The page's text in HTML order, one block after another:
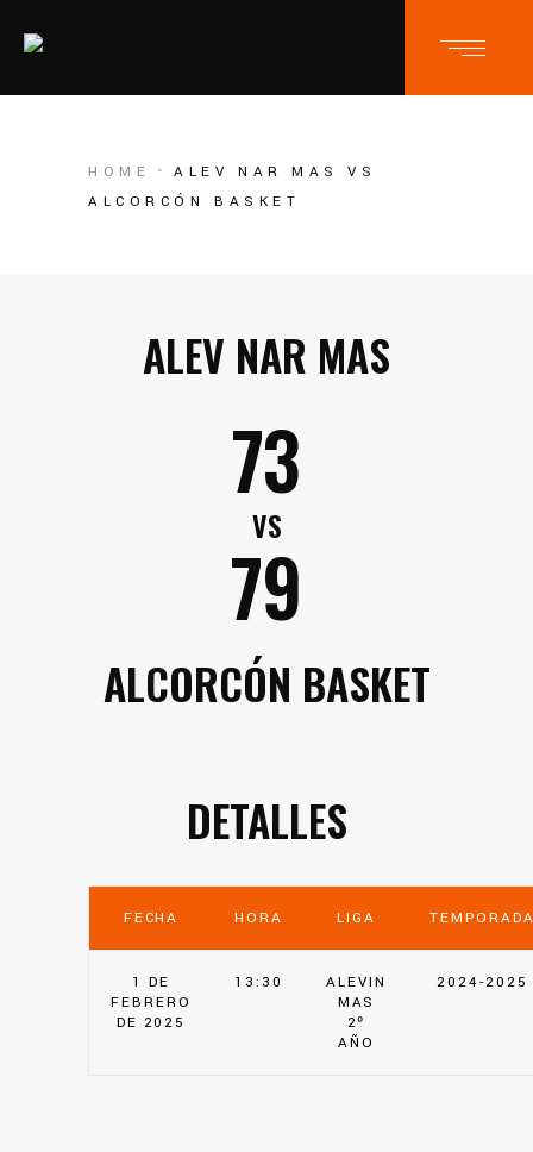
HOME
ALEV NAR MAS VS
ALCORCÓN BASKET
ALEV NAR MAS
73
VS
79
ALCORCÓN BASKET
DETALLES
FECHA HORA LIGA
1 DE
FEBRERO
DE 2025
13:30
ALEVIN
MAS
2º
AÑO
2024-2025